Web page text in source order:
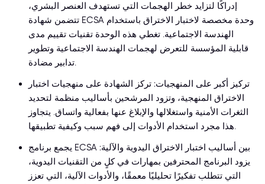
إدراكًا لتزايد خطر الهجمات التي تستهدف العنصر البشري،
تتضمن شهادة ECSA وحدة مخصصة لاختبار الاختراق باستخدام
الهندسة الاجتماعية. تغطي هذه الوحدة تقنيات تقييم مدى
قابلية المؤسسة للتعرض لهجمات الهندسة الاجتماعية وتطوير
تدابير مضادة.
تركيز أكبر على المنهجيات: تركز الشهادة على منهجيات اختبار
الاختراق المنهجية، وتزود المرشحين بأساليب منظمة لتحديد
الثغرات الأمنية واستغلالها والإبلاغ عنها بفعالية واتساق. يتجاوز
هذا مجرد استخدام الأدوات إلى فهم سبب وكيفية تطبيقها.
يجمع برنامج ECSA بين أساليب اختبار الاختراق اليدوية والآلية:
يزود البرنامج المحترفين بمهارات في كلٍ من التقنيات اليدوية،
التي تتطلب تفكيرًا تحليليًا معمقًا، والأدوات الآلية، التي تعزز